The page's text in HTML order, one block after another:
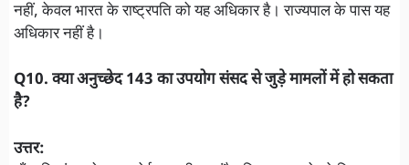
नहीं, केवल भारत के राष्ट्रपति को यह अधिकार है। राज्यपाल के पास यह
अधिकार नहीं है।
Q10. क्या अनुच्छेद 143 का उपयोग संसद से जुड़े मामलों में हो सकता
है?
उत्तर: